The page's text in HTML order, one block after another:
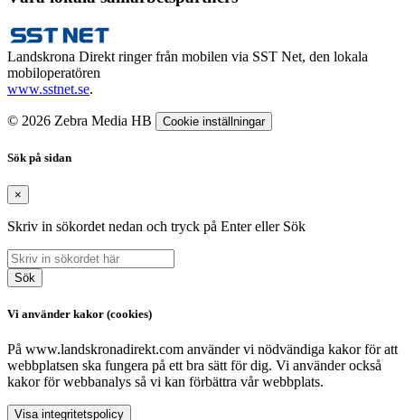
Landskrona Direkt ringer från mobilen via SST Net, den lokala
mobiloperatören
www.sstnet.se.
© 2026 Zebra Media HB Cookie inställningar
Sök på sidan
×
Skriv in sökordet nedan och tryck på Enter eller Sök
Sök
Vi använder kakor (cookies)
På www.landskronadirekt.com använder vi nödvändiga kakor för att
webbplatsen ska fungera på ett bra sätt för dig. Vi använder också
kakor för webbanalys så vi kan förbättra vår webbplats.
Visa integritetspolicy